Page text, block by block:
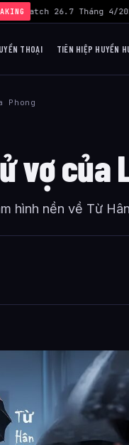
Patch 26.7 Tháng 4/
THOẠI TIÊN HIỆP HUYỀN
vợ của
hình nền về Từ